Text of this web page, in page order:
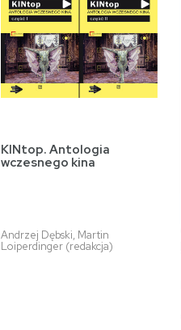
KINtop. Antologia
wczesnego kina
Andrzej Dębski, Martin
Loiperdinger (redakcja)